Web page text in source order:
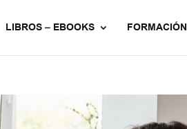
LIBROS – EBOOKS FORMACIÓN